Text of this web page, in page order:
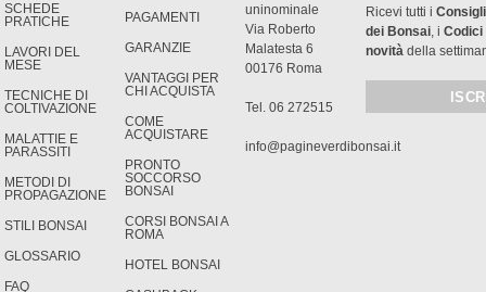
SCHEDE
PRATICHE
LAVORI DEL
MESE
TECNICHE DI
COLTIVAZIONE
MALATTIE E
PARASSITI
METODI DI
PROPAGAZIONE
STILI BONSAI
GLOSSARIO
FAQ
PAGAMENTI
GARANZIE
VANTAGGI PER
CHI ACQUISTA
COME
ACQUISTARE
PRONTO
SOCCORSO
BONSAI
CORSI BONSAI A
ROMA
HOTEL BONSAI
uninominale
Via Roberto
Malatesta 6
00176 Roma
Tel. 06 272515
info@pagineverdibonsai.it
Ricevi tutti i
dei Bonsai, iCodici
novità della